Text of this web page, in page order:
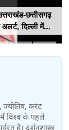
छत्तीसगढ़
दिल्ली में
का ताजा अपडेट
ज्योतिष, करंट
विश्‍व के पहले
हैं। दर्शनशास्त्र